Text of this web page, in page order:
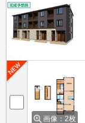
画像：2枚